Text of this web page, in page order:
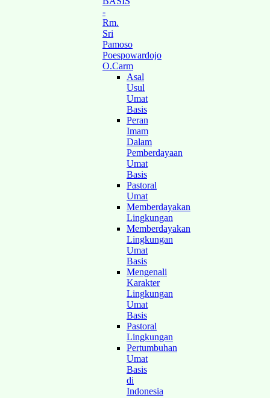
-
Rm.
Sri
Pamoso
Poespowardojo
O.Carm
Asal
Usul
Umat
Basis
Peran
Imam
Dalam
Pemberdayaan
Umat
Basis
Pastoral
Umat
Memberdayakan
Lingkungan
Memberdayakan
Lingkungan
Umat
Basis
Mengenali
Karakter
Lingkungan
Umat
Basis
Pastoral
Lingkungan
Pertumbuhan
Umat
Basis
di
Indonesia